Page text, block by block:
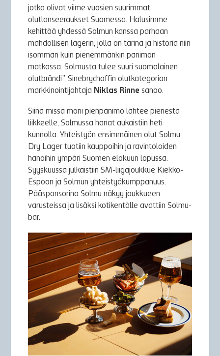
jotka olivat viime vuosien suurimmat
olutlanseeraukset Suomessa. Halusimme
kehittää yhdessä Solmun kanssa parhaan
mahdollisen lagerin, jolla on tarina ja historia niin
isomman kuin pienemmänkin panimon
matkassa. Solmusta tulee suuri suomalainen
olutbrändi”, Sinebrychoffin olutkategorian
markkinointijohtaja Niklas Rinne sanoo.
Siinä missä moni pienpanimo lähtee pienestä
liikkeelle, Solmussa hanat aukaistiin heti
kunnolla. Yhteistyön ensimmäinen olut Solmu
Dry Lager tuotiin kauppoihin ja ravintoloiden
hanoihin ympäri Suomen elokuun lopussa.
Syyskuussa julkaistiin SM-liigajoukkue Kiekko-
Espoon ja Solmun yhteistyökumppanuus.
Pääsponsorina Solmu näkyy joukkueen
varusteissa ja lisäksi kotikentälle avattiin Solmu-
bar.